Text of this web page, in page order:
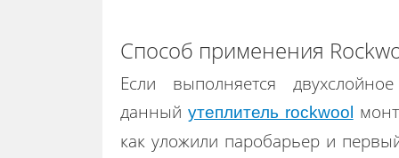
Способ применения
Если выполняется
данный утеплитель rockwool
как уложили паробарьер и